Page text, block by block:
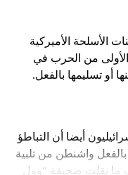
الأميركية
من الحرب في
أو تسليمها بالفعل.
أيضا أن التباطؤ
واشنطن من تلبية
ما نقلت صحيفة “وول